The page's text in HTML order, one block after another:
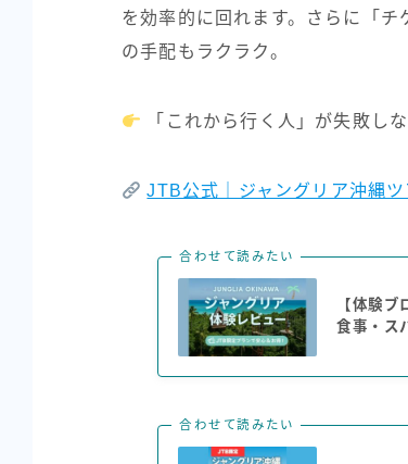
を効率的に回れます。さらに「
の手配もラクラク。
「これから行く人」が失敗し
JTB公式｜ジャングリア沖縄
合わせて読みたい
【体験
食事・ス
合わせて読みたい